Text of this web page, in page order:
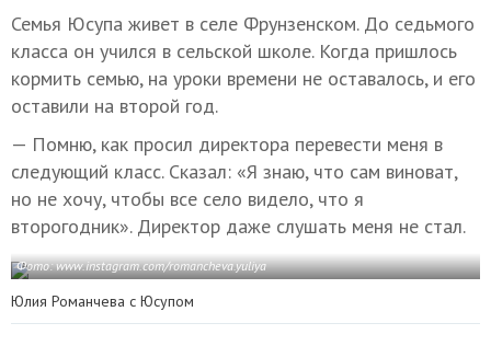
Семья Юсупа живет в селе Фрунзенском. До седьмого
класса он учился в сельской школе. Когда пришлось
кормить семью, на уроки времени не оставалось, и его
оставили на второй год.
— Помню, как просил директора перевести меня в
следующий класс. Сказал: «Я знаю, что сам виноват,
но не хочу, чтобы все село видело, что я
второгодник». Директор даже слушать меня не стал.
Фото: www.instagram.com/romancheva.yuliya
Юлия Романчева с Юсупом